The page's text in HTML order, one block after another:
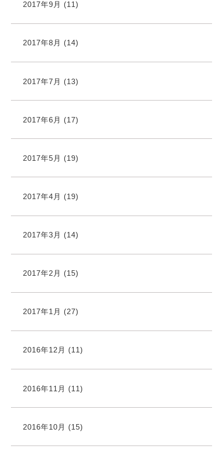
2017年9月 (11)
2017年8月 (14)
2017年7月 (13)
2017年6月 (17)
2017年5月 (19)
2017年4月 (19)
2017年3月 (14)
2017年2月 (15)
2017年1月 (27)
2016年12月 (11)
2016年11月 (11)
2016年10月 (15)